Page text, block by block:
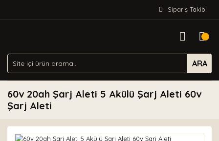
Sipariş Takibi
ARA
60v 20ah Şarj Aleti 5 Akülü Şarj Aleti 60v
Şarj Aleti